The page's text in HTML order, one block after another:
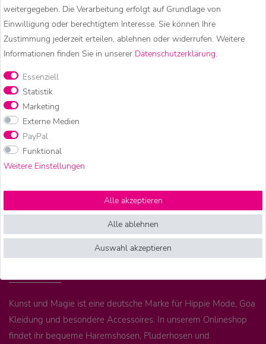
auch auf Kniehöhe getragen werden und
verwandeln so die Haremshose in einen bequemen
Hosenrock.
Achtung:
Leichte Farbabweichungen in der Darstellung durch
verschiedene Bildschirmeinstellungen sind möglich!
KUNST UND MAGIE – HIPPIE
MODE, GOA KLEIDUNG &
BESONDERE ACCESSOIRES
Kunst und Magie ist eine deutsche Marke für Hippie Mode, Goa
Kleidung und besondere Accessoires. In unserem Onlineshop
findet ihr bequeme Haremshosen, Pluderhosen und
weitergegeben. Die Verarbeitung erfolgt auf Grundlage von
Einwilligung oder berechtigtem Interesse. Sie können Ihre
Zustimmung jederzeit erteilen, ablehnen oder widerrufen. Weitere
Informationen finden Sie in unserer Daten­schutz­erklärung.
Essenziell
Statistik
Marketing
Externe Medien
PayPal
Funktional
Weitere Einstellungen
Alle akzeptieren
Alle ablehnen
Auswahl akzeptieren